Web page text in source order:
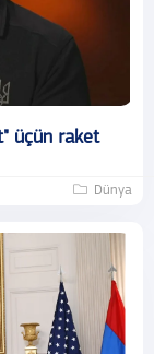
üçün raket
Dünya